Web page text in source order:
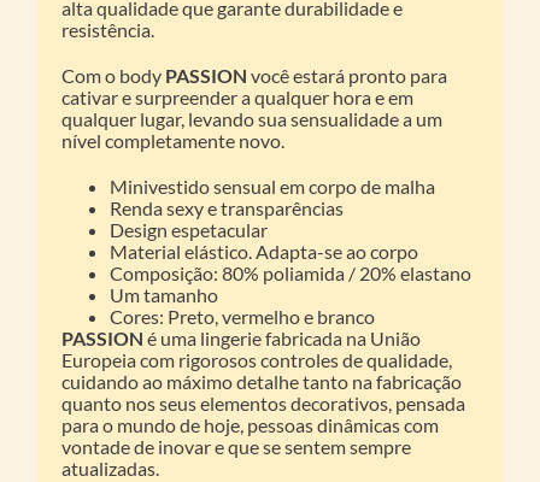
alta qualidade que garante durabilidade e
resistência.
Com o body PASSION você estará pronto para
cativar e surpreender a qualquer hora e em
qualquer lugar, levando sua sensualidade a um
nível completamente novo.
Minivestido sensual em corpo de malha
Renda sexy e transparências
Design espetacular
Material elástico. Adapta-se ao corpo
Composição: 80% poliamida / 20% elastano
Um tamanho
Cores: Preto, vermelho e branco
PASSION é uma lingerie fabricada na União
Europeia com rigorosos controles de qualidade,
cuidando ao máximo detalhe tanto na fabricação
quanto nos seus elementos decorativos, pensada
para o mundo de hoje, pessoas dinâmicas com
vontade de inovar e que se sentem sempre
atualizadas.